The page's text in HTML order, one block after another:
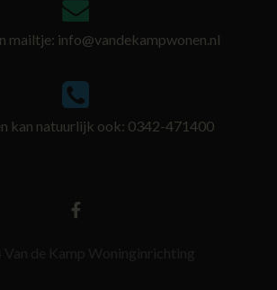
mailtje: info@vandekampwonen.nl
kan natuurlijk ook: 0342-471400